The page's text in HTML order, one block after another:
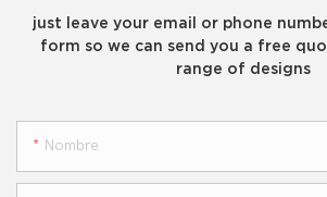
just leave your email or phone
form so we can send you a free
range of designs
Nombre